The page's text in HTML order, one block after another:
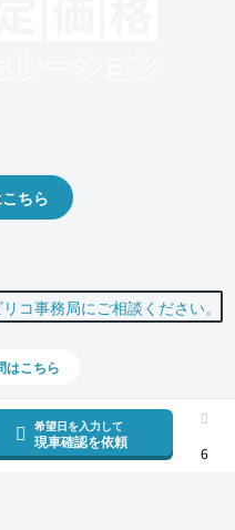
希望日を入力して
現車確認を依頼
6
ちら
はこちら